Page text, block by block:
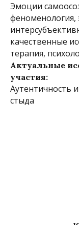
Эмоции
феноменология,
качественные
терапия,
Актуальные
участия:
Аутентичность
стыда